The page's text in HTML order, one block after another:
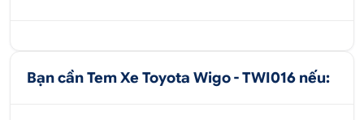
Bạn cần Tem Xe Toyota Wigo - TWI016 nếu: